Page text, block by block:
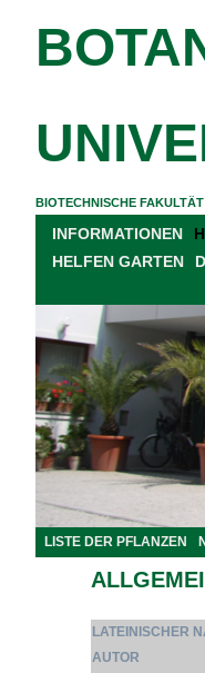
BIOTECHNISCHE FAKULTÄT
INFORMATIONEN
HELFEN GARTEN
LISTE DER PFLANZEN
LATEINISCHER
AUTOR